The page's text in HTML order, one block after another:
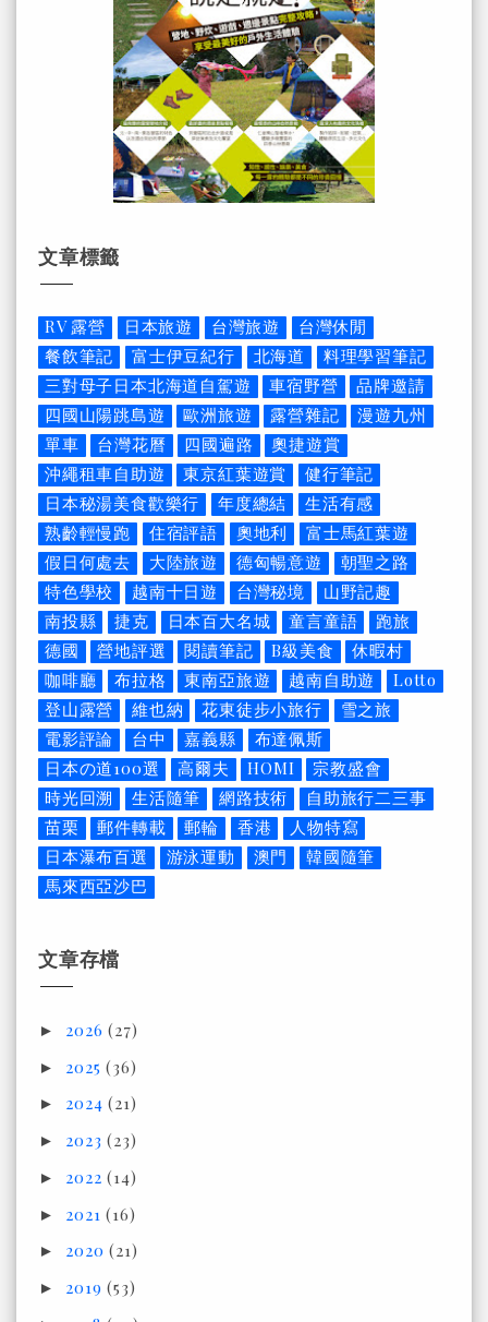
文章標籤
RV 露營 日本旅遊 台灣旅遊
台灣休閒
餐飲筆記
富士伊豆紀行 北海道
料理學習筆記
三對母子日本北海道自駕遊
車宿野營
品牌邀請
四國山陽跳島遊
歐洲旅遊 露營雜記
漫遊九州
單車
台灣花曆 四國遍路
奧捷遊賞
沖繩租車自助遊
東京紅葉遊賞
健行筆記
日本秘湯美食歡樂行
年度總結
生活有感
熟齡輕慢跑
住宿評語 奧地利
富士馬紅葉遊
假日何處去
大陸旅遊 德匈暢意遊
朝聖之路
特色學校
越南十日遊 台灣秘境
山野記趣
南投縣
捷克 日本百大名城 童言童語
跑旅
德國
營地評選 閱讀筆記 B級美食
休暇村
咖啡廳
布拉格 東南亞旅遊 越南自助遊
Lotto
登山露營
維也納 花東徒步小旅行
雪之旅
電影評論
台中 嘉義縣
布達佩斯
日本の道100選
高爾夫 HOMI
宗教盛會
時光回溯
生活隨筆 網路技術
自助旅行二三事
苗栗
郵件轉載 郵輪 香港
人物特寫
日本瀑布百選
游泳運動 澳門
韓國隨筆
馬來西亞沙巴
文章存檔
► 2026(27)
► 2025(36)
► 2024(21)
► 2023(23)
► 2022(14)
► 2021(16)
► 2020(21)
► 2019(53)